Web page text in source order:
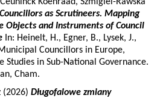
Councillors as Scrutineers. Mapping
Objects and Instruments of Council
In: Heinelt, H., Egner, B., Lysek, J.,
Councillors in Europe,
Studies in Sub-National Governance.
Cham.
(2026) Długofalowe zmiany